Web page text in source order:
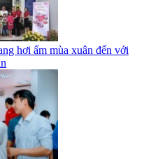
hơi ấm mùa xuân đến với